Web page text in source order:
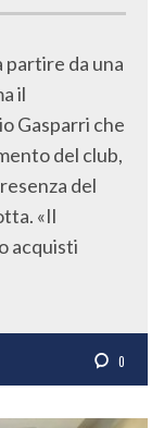
partire da una
il
Gasparri che
del club,
del
«Il
acquisti
0